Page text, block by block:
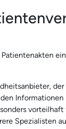
Informationen
Spezialisten